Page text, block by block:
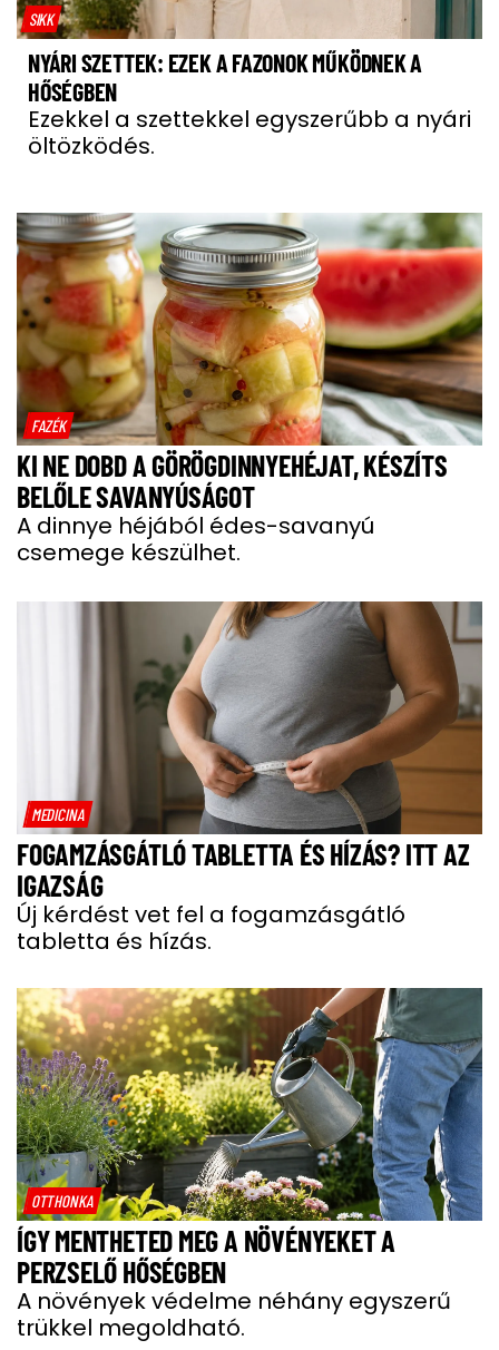
SIKK
NYÁRI SZETTEK: EZEK A FAZONOK MŰKÖDNEK A
HŐSÉGBEN
Ezekkel a szettekkel egyszerűbb a nyári
öltözködés.
FAZÉK
KI NE DOBD A GÖRÖGDINNYEHÉJAT, KÉSZÍTS
BELŐLE SAVANYÚSÁGOT
A dinnye héjából édes-savanyú
csemege készülhet.
MEDICINA
FOGAMZÁSGÁTLÓ TABLETTA ÉS HÍZÁS? ITT AZ
IGAZSÁG
Új kérdést vet fel a fogamzásgátló
tabletta és hízás.
OTTHONKA
ÍGY MENTHETED MEG A NÖVÉNYEKET A
PERZSELŐ HŐSÉGBEN
A növények védelme néhány egyszerű
trükkel megoldható.